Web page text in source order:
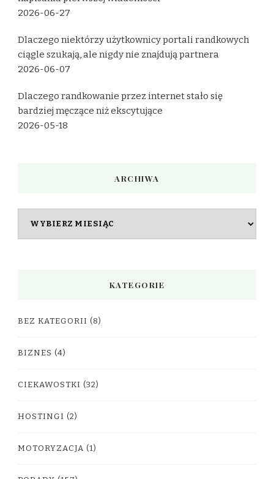
2026-06-27
Dlaczego niektórzy użytkownicy portali randkowych
ciągle szukają, ale nigdy nie znajdują partnera
2026-06-07
Dlaczego randkowanie przez internet stało się
bardziej męczące niż ekscytujące
2026-05-18
ARCHIWA
KATEGORIE
BEZ KATEGORII (8)
BIZNES (4)
CIEKAWOSTKI (32)
HOSTINGI (2)
MOTORYZACJA (1)